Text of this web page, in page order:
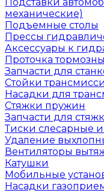
механические)
Подъемные столы
Прессы
Аксессуары к
Проточка
Запчасти для
Стойки
Насадки для
Стяжки пружин
Запчасти для
Тиски слесарные
Удаление
Вентиляторы
Катушки
Мобильные
Насадки